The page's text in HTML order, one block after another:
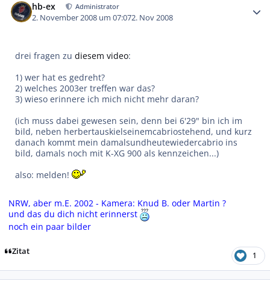
hb-ex Administrator
2. November 2008 um 07:072. Nov 2008
drei fragen zudiesem video:
1) wer hat es gedreht?
2) welches 2003er treffen war das?
3) wieso erinnere ich mich nicht mehr daran?
(ich muss dabei gewesen sein, denn bei 6'29" bin ich im
bild, neben herbertauskielseinemcabriostehend, und kurz
danach kommt mein damalsundheutewiedercabrio ins
bild, damals noch mit K-XG 900 als kennzeichen...)
also: melden!
NRW, aber m.E. 2002 - Kamera: Knud B. oder Martin ?
und das du dich nicht erinnerst
noch ein paar bilder
Zitat 1